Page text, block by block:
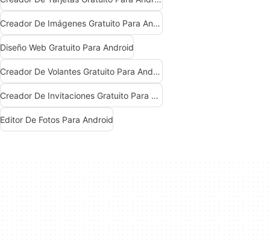
Creador De Imágenes Gratuito Para Android
Diseño Web Gratuito Para Android
Creador De Volantes Gratuito Para Android
Creador De Invitaciones Gratuito Para Android
Editor De Fotos Para Android